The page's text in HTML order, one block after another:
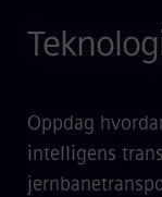
Oppdag
intelligens